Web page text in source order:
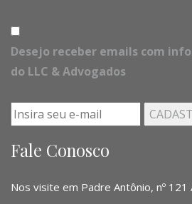
Desejo receber emails com
do LLC & Advogados
Fale Conosco
Nos visite em Padre Antônio, nº 121